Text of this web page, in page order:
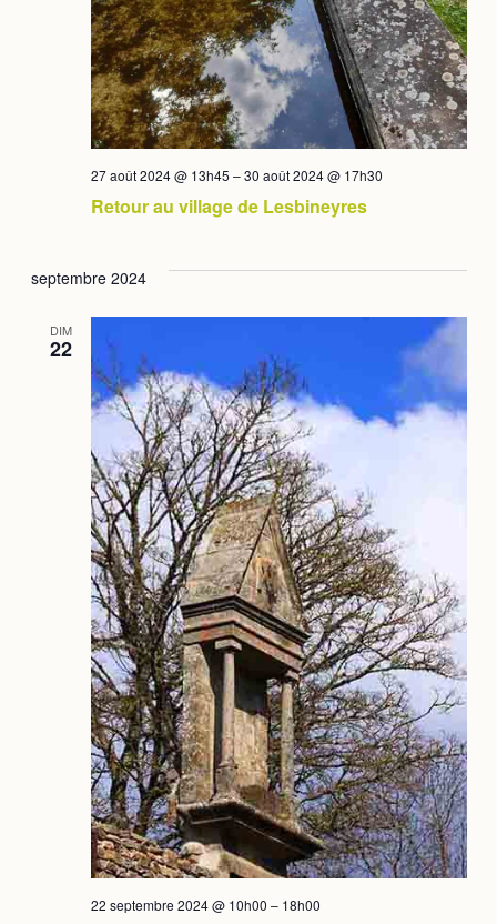
Retour au village de Lesbineyres
27 août 2024 @ 13h45 –30 août 2024 @ 17h30
septembre 2024
DIM
22
22 septembre 2024 @ 10h00 – 18h00